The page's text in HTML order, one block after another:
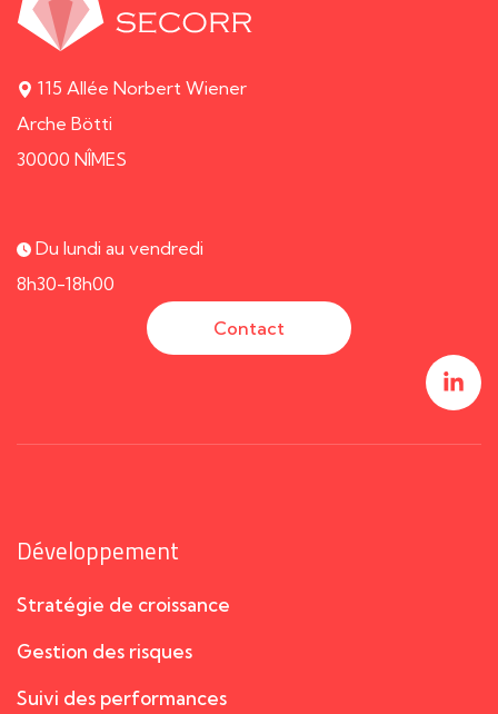
115 Allée Norbert Wiener
Arche Bötti
30000 NÎMES
Du lundi au vendredi
8h30-18h00
Contact
Développement
Stratégie de croissance
Gestion des risques
Suivi des performances